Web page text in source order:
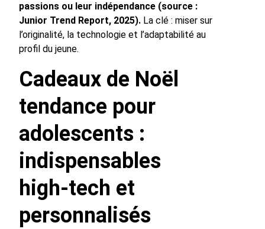
passions ou leur indépendance (source :
Junior Trend Report, 2025). La clé : miser sur
l’originalité, la technologie et l’adaptabilité au
profil du jeune.
Cadeaux de Noël
tendance pour
adolescents :
indispensables
high-tech et
personnalisés